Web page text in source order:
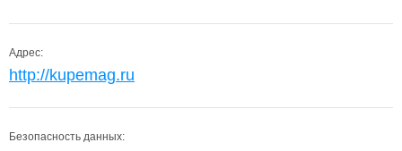
Адрес:
http://kupemag.ru
Безопасность данных: